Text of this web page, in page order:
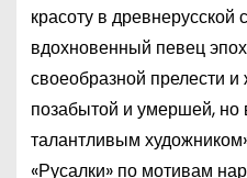
красоту в древнерусской
вдохновенный певец
своеобразной прелести
позабытой и умершей, но
талантливым
«Русалки» по мотивам